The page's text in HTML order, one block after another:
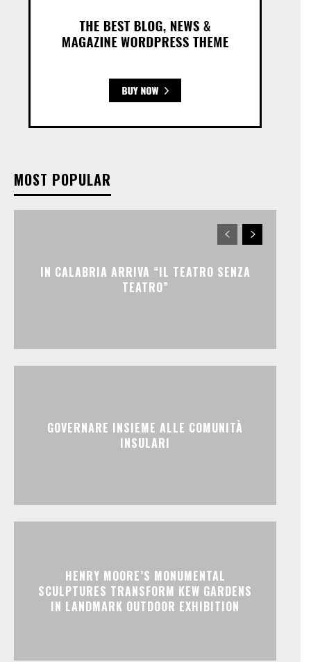
MOST POPULAR
IN CALABRIA ARRIVA “IL TEATRO SENZA
TEATRO”
GOVERNARE INSIEME ALLE COMUNITÀ
INSULARI
HENRY MOORE’S MONUMENTAL
SCULPTURES TRANSFORM KEW GARDENS
IN LANDMARK OUTDOOR EXHIBITION